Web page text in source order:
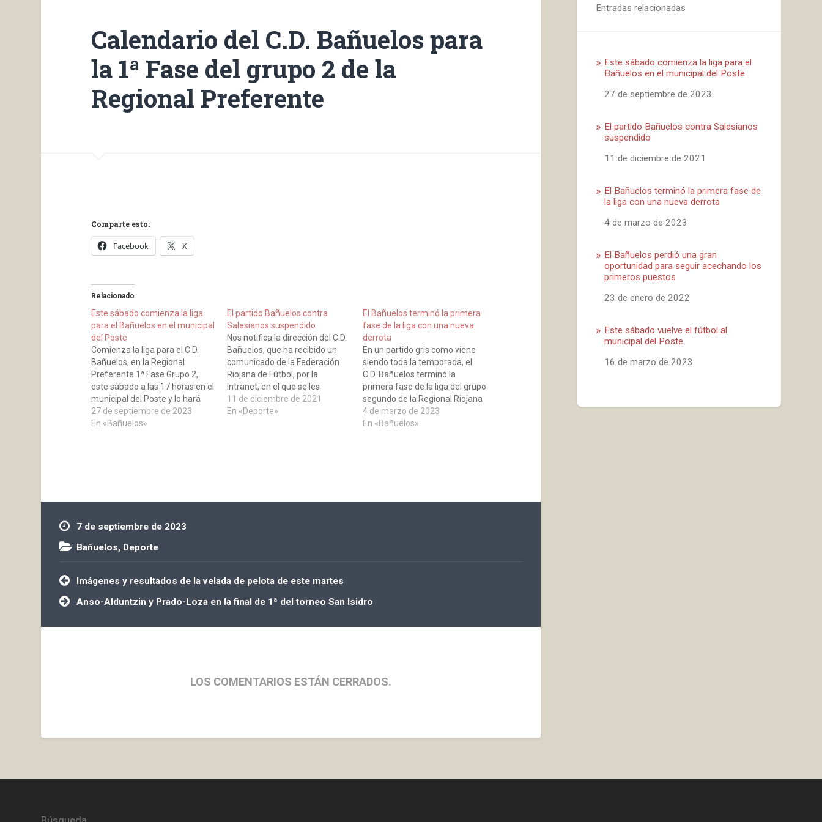
Calendario del C.D. Bañuelos para
la 1ª Fase del grupo 2 de la
Regional Preferente
Comparte esto:
Facebook X
Relacionado
Este sábado comienza la liga
para el Bañuelos en el municipal
del Poste
Comienza la liga para el C.D.
Bañuelos, en la Regional
Preferente 1ª Fase Grupo 2,
este sábado a las 17 horas en el
municipal del Poste y lo hará
contra C.D. Autol.
27 de septiembre de 2023
En «Bañuelos»
El partido Bañuelos contra
Salesianos suspendido
Nos notifica la dirección del C.D.
Bañuelos, que ha recibido un
comunicado de la Federación
Riojana de Fútbol, por la
Intranet, en el que se les
notificaba la suspensión del
partido de fútbol, que se debía
11 de diciembre de 2021
En «Deporte»
El Bañuelos terminó la primera
fase de la liga con una nueva
derrota
En un partido gris como viene
siendo toda la temporada, el
C.D. Bañuelos terminó la
primera fase de la liga del grupo
segundo de la Regional Riojana
perdiendo 3-0 contra el
Pradejón. Los dos primeros
4 de marzo de 2023
En «Bañuelos»
7 de septiembre de 2023
Bañuelos, Deporte
Navegación
de
entradas
Imágenes y resultados de la velada de pelota de este martes
Anso-Alduntzin y Prado-Loza en la final de 1ª del torneo San Isidro
LOS COMENTARIOS ESTÁN CERRADOS.
Entradas relacionadas
Este sábado comienza la liga para el
Bañuelos en el municipal del Poste
Fecha
27 de septiembre de 2023
El partido Bañuelos contra Salesianos
suspendido
Fecha
11 de diciembre de 2021
El Bañuelos terminó la primera fase de
la liga con una nueva derrota
Fecha
4 de marzo de 2023
El Bañuelos perdió una gran
oportunidad para seguir acechando los
primeros puestos
Fecha
23 de enero de 2022
Este sábado vuelve el fútbol al
municipal del Poste
Fecha
16 de marzo de 2023